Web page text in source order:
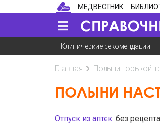
МЕДВЕСТНИК
Клинические рекомендации
Главная Полыни горькой
ПОЛЫНИ
Отпуск из аптек: без рецепта